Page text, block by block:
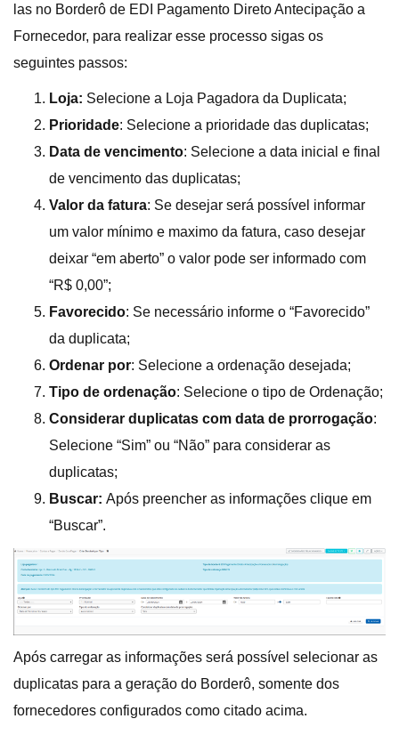
las no Borderô de EDI Pagamento Direto Antecipação a
Fornecedor, para realizar esse processo sigas os
seguintes passos:
Loja: Selecione a Loja Pagadora da Duplicata;
Prioridade: Selecione a prioridade das duplicatas;
Data de vencimento: Selecione a data inicial e final
de vencimento das duplicatas;
Valor da fatura: Se desejar será possível informar
um valor mínimo e maximo da fatura, caso desejar
deixar “em aberto” o valor pode ser informado com
“R$ 0,00”;
Favorecido: Se necessário informe o “Favorecido”
da duplicata;
Ordenar por: Selecione a ordenação desejada;
Tipo de ordenação: Selecione o tipo de Ordenação;
Considerar duplicatas com data de prorrogação:
Selecione “Sim” ou “Não” para considerar as
duplicatas;
Buscar: Após preencher as informações clique em
“Buscar”.
Após carregar as informações será possível selecionar as
duplicatas para a geração do Borderô, somente dos
fornecedores configurados como citado acima.